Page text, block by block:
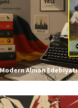
Alman Edebiyatı